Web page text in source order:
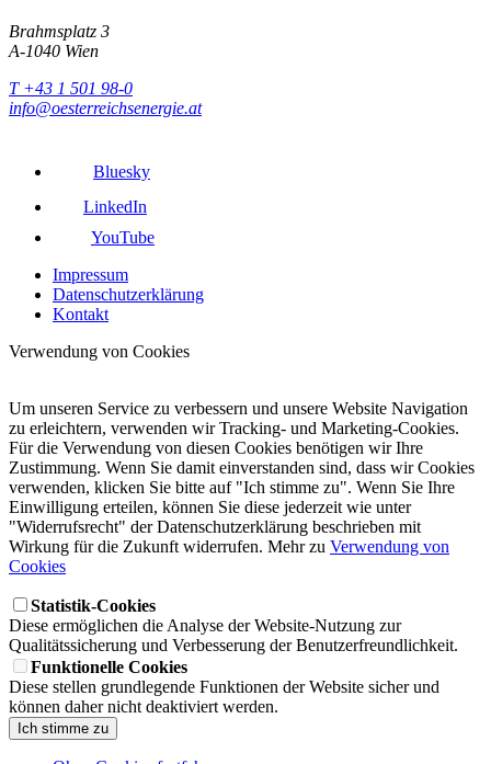
Brahmsplatz 3
A-1040 Wien
T +43 1 501 98-0
info@oesterreichsenergie.at
Bluesky
LinkedIn
YouTube
Impressum
Datenschutzerklärung
Kontakt
Verwendung von Cookies
Um unseren Service zu verbessern und unsere Website Navigation
zu erleichtern, verwenden wir Tracking- und Marketing-Cookies.
Für die Verwendung von diesen Cookies benötigen wir Ihre
Zustimmung. Wenn Sie damit einverstanden sind, dass wir Cookies
verwenden, klicken Sie bitte auf "Ich stimme zu". Wenn Sie Ihre
Einwilligung erteilen, können Sie diese jederzeit wie unter
"Widerrufsrecht" der Datenschutzerklärung beschrieben mit
Wirkung für die Zukunft widerrufen. Mehr zu Verwendung von
Cookies
Statistik-Cookies
Diese ermöglichen die Analyse der Website-Nutzung zur
Qualitätssicherung und Verbesserung der Benutzerfreundlichkeit.
Funktionelle Cookies
Diese stellen grundlegende Funktionen der Website sicher und
können daher nicht deaktiviert werden.
Ich stimme zu